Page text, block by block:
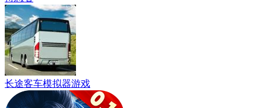
长途客车模拟器游戏